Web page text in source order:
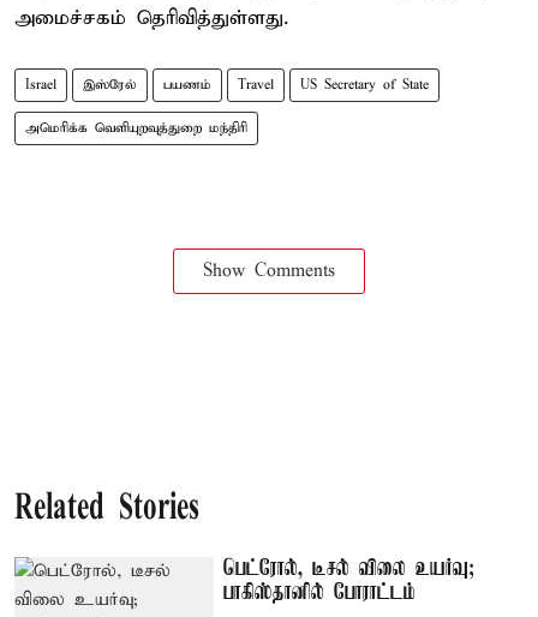
அமைச்சகம் தெரிவித்துள்ளது.
Israel இஸ்ரேல் பயணம் Travel US Secretary of State
அமெரிக்க வெளியுறவுத்துறை மந்திரி
Show Comments
Related Stories
பெட்ரோல், டீசல் விலை உயர்வு;
பாகிஸ்தானில் போராட்டம்